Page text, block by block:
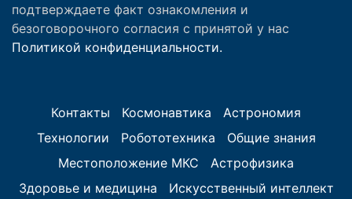
подтверждаете факт ознакомления и
безоговорочного согласия с принятой у нас
Политикой конфиденциальности.
Контакты Космонавтика
Астрономия
Технологии
Робототехника
Общие знания
Местоположение МКС
Астрофизика
Здоровье и медицина
Искусственный интеллект